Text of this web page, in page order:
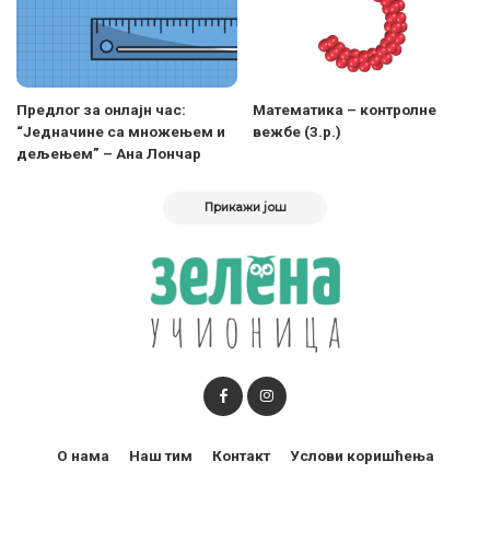
Предлог за онлајн час:
“Једначине са множењем и
дељењем” – Ана Лончар
Mатематика – контролне
вежбе (3.р.)
Прикажи још
О нама Наш тим Контакт Услови коришћења